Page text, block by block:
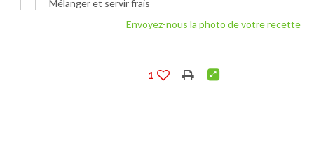
Mélanger et servir frais
Envoyez-nous la photo de votre recette
1